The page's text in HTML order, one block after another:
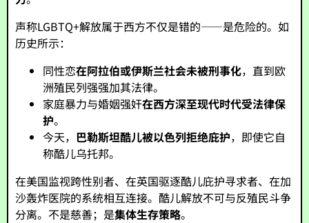
声称LGBTQ+解放属于西方不仅是错的——是危险的。如
历史所示：
同性恋在阿拉伯或伊斯兰社会未被刑事化，直到欧
洲殖民列强强加其法律。
家庭暴力与婚姻强奸在西方深至现代时代受法律保
护。
今天， 巴勒斯坦酷儿被以色列拒绝庇护，即使它自
称酷儿乌托邦。
在美国监视跨性别者、在英国驱逐酷儿庇护寻求者、在加
沙轰炸医院的系统相互连接。酷儿解放不可与反殖民斗争
分离。不是慈善；是集体生存策略。